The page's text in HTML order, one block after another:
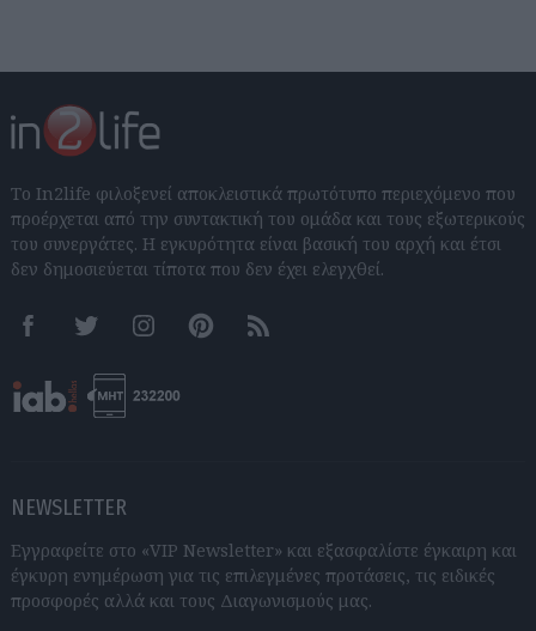
Το In2life φιλοξενεί αποκλειστικά πρωτότυπο περιεχόμενο που
προέρχεται από την συντακτική του ομάδα και τους εξωτερικούς
του συνεργάτες. Η εγκυρότητα είναι βασική του αρχή και έτσι
δεν δημοσιεύεται τίποτα που δεν έχει ελεγχθεί.
FacebookTwitter InstagramPinterestRSS feeds
NEWSLETTER
Εγγραφείτε στο «VIP Newsletter» και εξασφαλίστε έγκαιρη και
έγκυρη ενημέρωση για τις επιλεγμένες προτάσεις, τις ειδικές
προσφορές αλλά και τους Διαγωνισμούς μας.